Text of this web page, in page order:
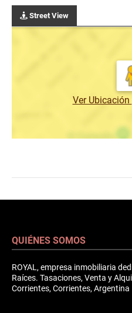
Street View
Ver Ubicación
QUIÉNES SOMOS
ROYAL, empresa inmobiliaria
Raíces. Tasaciones, Venta y
Corrientes, Corrientes, Argentina